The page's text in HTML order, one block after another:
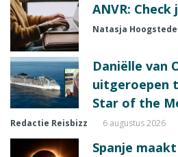
ANVR:
Natasja Hoogstede
Daniëlle van
uitgeroepen
Star of the
Redactie Reisbizz 6 augustus 2026
Spanje